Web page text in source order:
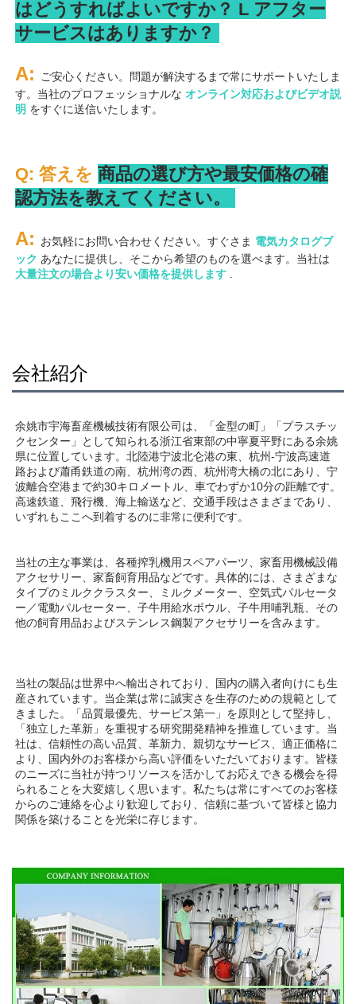
はどうすればよいですか？ L アフター
サービスはありますか？
A:
ご安心ください。問題が解決するまで常にサポートいたしま
す。当社のプロフェッショナルな オンライン対応およびビデオ説
明 をすぐに送信いたします。
Q: 答えを 商品の選び方や最安価格の確
認方法を教えてください。
A: お気軽にお問い合わせください。すぐさま 電気カタログブ
ック
大量注文の場合より安い価格を提供します
会社紹介
余姚市宇海畜産機械技術有限公司は、「金型の町」「プラスチッ
クセンター」として知られる浙江省東部の中寧夏平野にある余姚
県に位置しています。北陸港宁波北仑港の東、杭州-宁波高速道
路および蕭甬鉄道の南、杭州湾の西、杭州湾大橋の北にあり、宁
波離合空港まで約30キロメートル、車でわずか10分の距離です。
高速鉄道、飛行機、海上輸送など、交通手段はさまざまであり、
いずれもここへ到着するのに非常に便利です。
当社の主な事業は、各種搾乳機用スペアパーツ、家畜用機械設備
アクセサリー、家畜飼育用品などです。具体的には、さまざまな
タイプのミルククラスター、ミルクメーター、空気式パルセータ
ー／電動パルセーター、子牛用給水ボウル、子牛用哺乳瓶、その
他の飼育用品およびステンレス鋼製アクセサリーを含みます。
当社の製品は世界中へ輸出されており、国内の購入者向けにも生
産されています。当企業は常に誠実さを生存のための規範として
きました。「品質最優先、サービス第一」を原則として堅持し、
「独立した革新」を重視する研究開発精神を推進しています。当
社は、信頼性の高い品質、革新力、親切なサービス、適正価格に
より、国内外のお客様から高い評価をいただいております。皆様
のニーズに当社が持つリソースを活かしてお応えできる機会を得
られることを大変嬉しく思います。私たちは常にすべてのお客様
からのご連絡を心より歓迎しており、信頼に基づいて皆様と協力
関係を築けることを光栄に存じます。